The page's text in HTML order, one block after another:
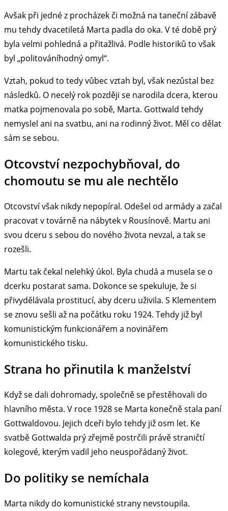
Avšak při jedné z procházek či možná na taneční zábavě
mu tehdy dvacetiletá Marta padla do oka. V té době prý
byla velmi pohledná a přitažlivá. Podle historiků to však
byl „politováníhodný omyl“.
Vztah, pokud to tedy vůbec vztah byl, však nezůstal bez
následků. O necelý rok později se narodila dcera, kterou
matka pojmenovala po sobě, Marta. Gottwald tehdy
nemyslel ani na svatbu, ani na rodinný život. Měl co dělat
sám se sebou.
Otcovství nezpochybňoval, do
chomoutu se mu ale nechtělo
Otcovství však nikdy nepopíral. Odešel od armády a začal
pracovat v továrně na nábytek v Rousínově. Martu ani
svou dceru s sebou do nového života nevzal, a tak se
rozešli.
Martu tak čekal nelehký úkol. Byla chudá a musela se o
dcerku postarat sama. Dokonce se spekuluje, že si
přivydělávala prostitucí, aby dceru uživila. S Klementem
se znovu sešli až na počátku roku 1924. Tehdy již byl
komunistickým funkcionářem a novinářem
komunistického tisku.
Strana ho přinutila k manželství
Když se dali dohromady, společně se přestěhovali do
hlavního města. V roce 1928 se Marta konečně stala paní
Gottwaldovou. Jejich dceři bylo tehdy již osm let. Ke
svatbě Gottwalda prý zřejmě postrčili právě straničtí
kolegové, kterým vadil jeho neuspořádaný život.
Do politiky se nemíchala
Marta nikdy do komunistické strany nevstoupila.